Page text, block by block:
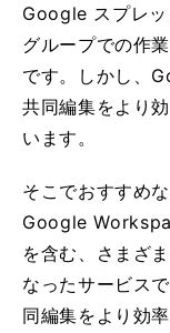
Google スプレ
グループでの作
です。しかし、
共同編集をより
います。
そこでおすすめ
Google
を含む、さまざ
なったサービス
同編集をより効